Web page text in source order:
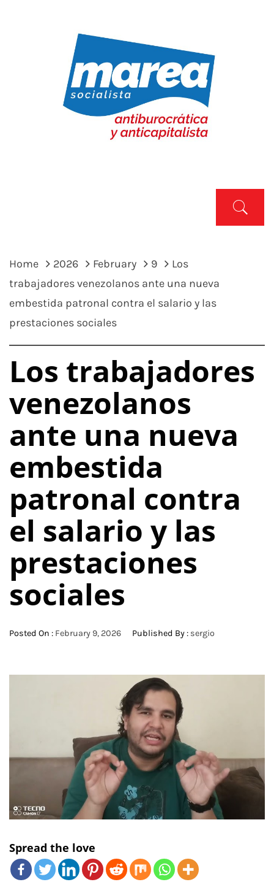
MAREA SOCIALISTA
Home 2026 February 9
Los
trabajadores venezolanos ante una nueva
embestida patronal contra el salario y las
prestaciones sociales
Los trabajadores
venezolanos
ante una nueva
embestida
patronal contra
el salario y las
prestaciones
sociales
Posted On : February 9, 2026 Published By : sergio
Spread the love